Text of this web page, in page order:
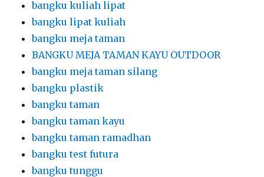
bangku kuliah lipat
bangku lipat kuliah
bangku meja taman
BANGKU MEJA TAMAN KAYU OUTDOOR
bangku meja taman silang
bangku plastik
bangku taman
bangku taman kayu
bangku taman ramadhan
bangku test futura
bangku tunggu